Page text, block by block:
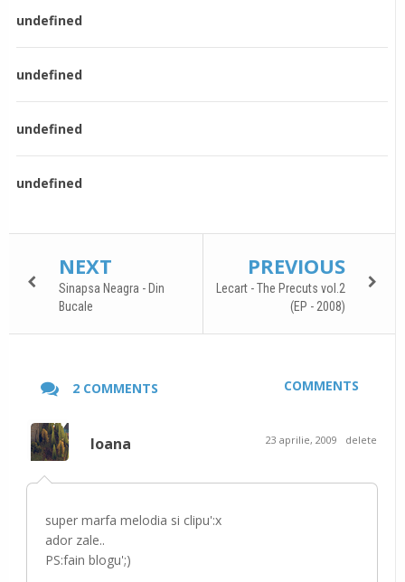
undefined
undefined
undefined
undefined
NEXT
Sinapsa Neagra - Din
Bucale
PREVIOUS
Lecart - The Precuts vol.2
(EP - 2008)
2 COMMENTS COMMENTS
Ioana 23 aprilie, 2009 delete
super marfa melodia si clipu':x
ador zale..
PS:fain blogu';)